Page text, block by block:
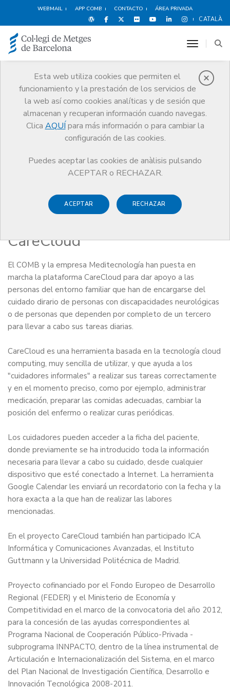
WEBMAIL APP COMB CONTACTO ÁREA PRIVADA
CATALÀ
Esta web utiliza cookies que permiten el
funcionamiento y la prestación de los servicios de
la web así como cookies analíticas y de sesión que
almacenan y recuperan información cuando navegas.
Clica AQUÍ para más información o para cambiar la
configuración de las cookies.
Puedes aceptar las cookies de anàlisis pulsando
ACEPTAR o RECHAZAR.
ACEPTAR RECHAZAR
toggle
Noticias
Comunicación
Noticias
El COMB y Meditecnología, impulsores del proyecto CareCloud
23 ABRIL DE 2015
El COMB y Meditecnología,
CareCloud
El COMB y la empresa Meditecnología han puesta en
marcha la plataforma CareCloud para dar apoyo a las
personas del entorno familiar que han de encargarse del
cuidado dirario de personas con discapacidades neurológicas
o de personas que dependen por completo de un tercero
para llevar a cabo sus tareas diarias.
CareCloud es una herramienta basada en la tecnología cloud
computing, muy sencilla de utilizar, y que ayuda a los
"cuidadores informales" a realizar sus tareas correctamente
y en el momento preciso, como por ejemplo, administrar
medicación, preparar las comidas adecuadas, cambiar la
posición del enfermo o realizar curas periódicas.
Los cuidadores pueden acceder a la ficha del paciente,
donde previamente se ha introducido toda la información
necesaria para llevar a cabo su cuidado, desde cualquier
dispositivo que esté conectado a Internet. La herramienta
Google Calendar les enviará un recordatorio con la fecha y la
hora exacta a la que han de realizar las labores
mencionadas.
En el proyecto CareCloud también han participado ICA
Informática y Comunicaciones Avanzadas, el Instituto
Guttmann y la Universidad Politécnica de Madrid.
Proyecto cofinanciado por el Fondo Europeo de Desarrollo
Regional (FEDER) y el Ministerio de Economía y
Competitividad en el marco de la convocatoria del año 2012,
para la concesión de las ayudas correspondientes al
Programa Nacional de Cooperación Público-Privada -
subprograma INNPACTO, dentro de la línea instrumental de
Articulación e Internacionalización del Sistema, en el marco
del Plan Nacional de Investigación Científica, Desarrollo e
Innovación Tecnológica 2008-2011.